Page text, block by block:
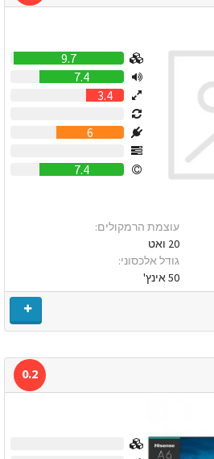
9.7
7.4
3.4
6
7.4
עוצמת הרמקולים:
20 ואט
גודל אלכסוני:
50 אינץ'
0.2